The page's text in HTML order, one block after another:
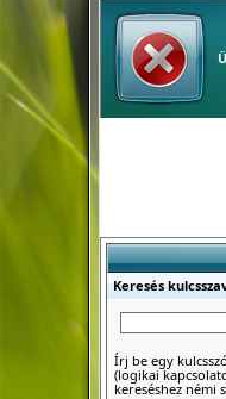
Keresés
Írj be egy
(logikai
kereséshez némi